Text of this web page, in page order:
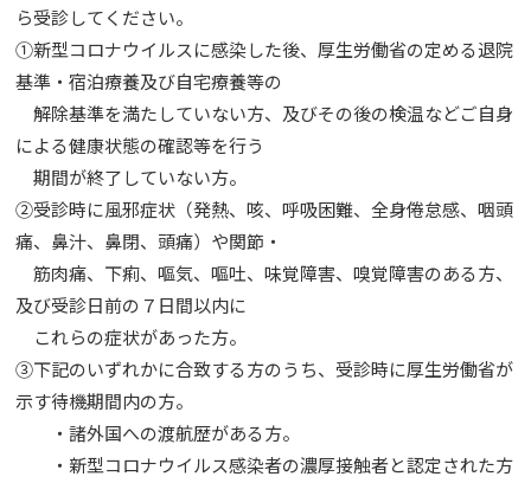
ら受診してください。
①新型コロナウイルスに感染した後、厚生労働省の定める退院
基準・宿泊療養及び自宅療養等の
解除基準を満たしていない方、及びその後の検温などご自身
による健康状態の確認等を行う
期間が終了していない方。
②受診時に風邪症状（発熱、咳、呼吸困難、全身倦怠感、咽頭
痛、鼻汁、鼻閉、頭痛）や関節・
筋肉痛、下痢、嘔気、嘔吐、味覚障害、嗅覚障害のある方、
及び受診日前の７日間以内に
これらの症状があった方。
③下記のいずれかに合致する方のうち、受診時に厚生労働省が
示す待機期間内の方。
・諸外国への渡航歴がある方。
・新型コロナウイルス感染者の濃厚接触者と認定された方